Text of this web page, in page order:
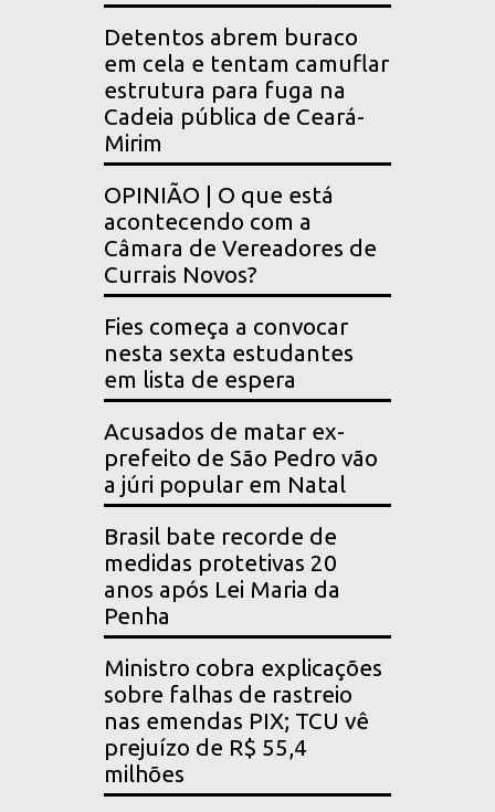
Detentos abrem buraco
em cela e tentam camuflar
estrutura para fuga na
Cadeia pública de Ceará-
Mirim
OPINIÃO | O que está
acontecendo com a
Câmara de Vereadores de
Currais Novos?
Fies começa a convocar
nesta sexta estudantes
em lista de espera
Acusados de matar ex-
prefeito de São Pedro vão
a júri popular em Natal
Brasil bate recorde de
medidas protetivas 20
anos após Lei Maria da
Penha
Ministro cobra explicações
sobre falhas de rastreio
nas emendas PIX; TCU vê
prejuízo de R$ 55,4
milhões